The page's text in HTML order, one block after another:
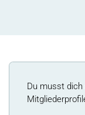
Du musst dich